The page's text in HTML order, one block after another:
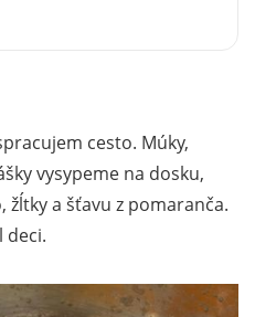
cesto. Múky,
vysypeme na dosku,
žĺtky a šťavu z pomaranča.
deci.